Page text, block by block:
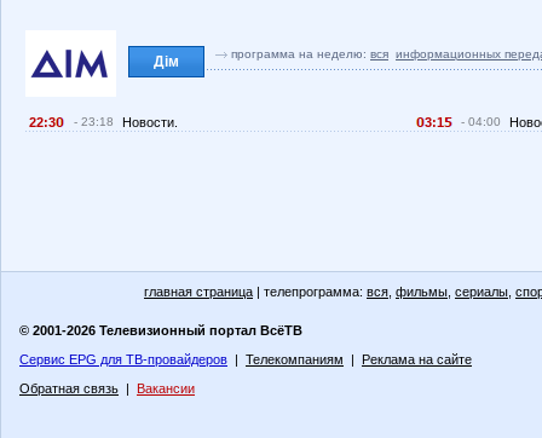
Дім программа на неделю: вся информационных
22:3 - 23:18 Новости. 3:1 - 04:00
главная страница | телепрограмма: вся фильмы сериалы
© 2001-2026 Телевизионный портал ВсёТВ
Сервис EPG для ТВ-провайдеров | Телекомпаниям | Реклама на сайте
Обратная связь | Вакансии